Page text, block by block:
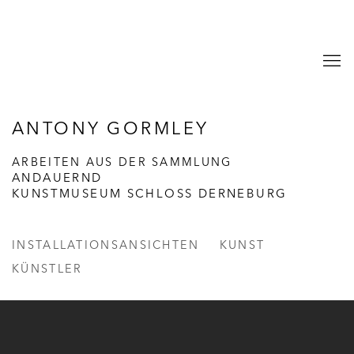
ANTONY GORMLEY
ARBEITEN AUS DER SAMMLUNG
ANDAUERND
KUNSTMUSEUM SCHLOSS DERNEBURG
INSTALLATIONSANSICHTEN
KUNST
KÜNSTLER